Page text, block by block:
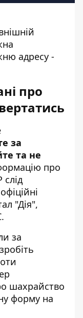
адресу -
про
за
та не
про
"Дія",
за
шахрайство
форму на